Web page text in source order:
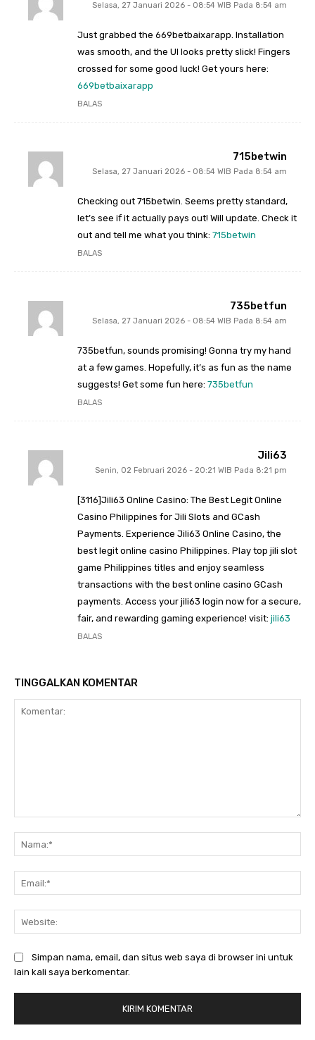
Selasa, 27 Januari 2026 - 08:54 WIB Pada 8:54 am
Just grabbed the 669betbaixarapp. Installation
was smooth, and the UI looks pretty slick! Fingers
crossed for some good luck! Get yours here:
669betbaixarapp
BALAS
715betwin
Selasa, 27 Januari 2026 - 08:54 WIB Pada 8:54 am
Checking out 715betwin. Seems pretty standard,
let’s see if it actually pays out! Will update. Check it
out and tell me what you think: 715betwin
BALAS
735betfun
Selasa, 27 Januari 2026 - 08:54 WIB Pada 8:54 am
735betfun, sounds promising! Gonna try my hand
at a few games. Hopefully, it’s as fun as the name
suggests! Get some fun here: 735betfun
BALAS
Jili63
Senin, 02 Februari 2026 - 20:21 WIB Pada 8:21 pm
[3116]Jili63 Online Casino: The Best Legit Online
Casino Philippines for Jili Slots and GCash
Payments. Experience Jili63 Online Casino, the
best legit online casino Philippines. Play top jili slot
game Philippines titles and enjoy seamless
transactions with the best online casino GCash
payments. Access your jili63 login now for a secure,
fair, and rewarding gaming experience! visit: jili63
BALAS
TINGGALKAN KOMENTAR
Simpan nama, email, dan situs web saya di browser ini untuk
lain kali saya berkomentar.